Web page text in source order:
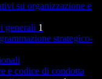
su organizzazione e
generali 1
strategico-
e codice di condotta